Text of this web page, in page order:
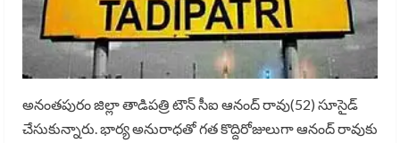
అనంతపురం జిల్లా తాడిపత్రి టౌన్ సీఐ ఆనంద్ రావు(52) సూసైడ్
చేసుకున్నారు. భార్య అనురాధతో గత కొద్దిరోజులుగా ఆనంద్ రావుకు